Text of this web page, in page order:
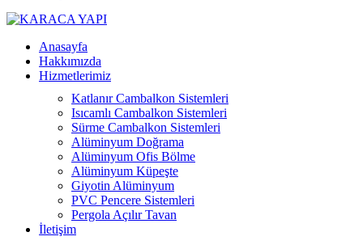
Anasayfa
Hakkımızda
Hizmetlerimiz
Katlanır Cambalkon Sistemleri
Isıcamlı Cambalkon Sistemleri
Sürme Cambalkon Sistemleri
Alüminyum Doğrama
Alüminyum Ofis Bölme
Alüminyum Küpeşte
Giyotin Alüminyum
PVC Pencere Sistemleri
Pergola Açılır Tavan
İletişim